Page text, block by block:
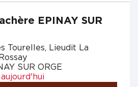
EPINAY SUR
Tourelles, Lieudit La
SUR ORGE